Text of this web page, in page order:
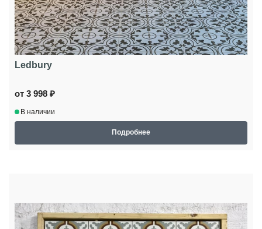
Ledbury
от 3 998 ₽
В наличии
Подробнее